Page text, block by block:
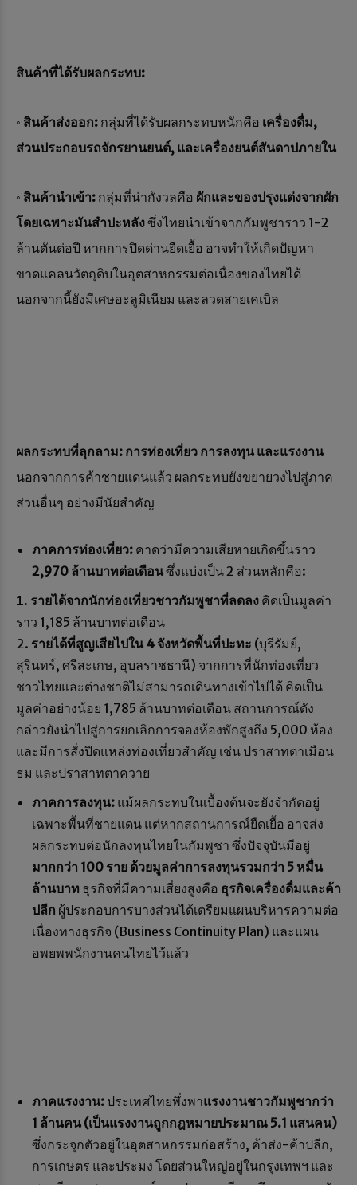
สินค้าที่ได้รับผลกระทบ:
◦ สินค้าส่งออก: กลุ่มที่ได้รับผลกระทบหนักคือ เครื่องดื่ม,
ส่วนประกอบรถจักรยานยนต์, และเครื่องยนต์สันดาปภายใน
◦ สินค้านำเข้า: กลุ่มที่น่ากังวลคือ ผักและของปรุงแต่งจากผัก
โดยเฉพาะมันสำปะหลังซึ่งไทยนำเข้าจากกัมพูชาราว 1-2
ล้านตันต่อปี หากการปิดด่านยืดเยื้อ อาจทำให้เกิดปัญหา
ขาดแคลนวัตถุดิบในอุตสาหกรรมต่อเนื่องของไทยได้
นอกจากนี้ยังมีเศษอะลูมิเนียม และลวดสายเคเบิล
ผลกระทบที่ลุกลาม: การท่องเที่ยว การลงทุน และแรงงาน
นอกจากการค้าชายแดนแล้ว ผลกระทบยังขยายวงไปสู่ภาค
ส่วนอื่นๆ อย่างมีนัยสำคัญ
ภาคการท่องเที่ยว: คาดว่ามีความเสียหายเกิดขึ้นราว
2,970 ล้านบาทต่อเดือนซึ่งแบ่งเป็น 2 ส่วนหลักคือ:
รายได้จากนักท่องเที่ยวชาวกัมพูชาที่ลดลง คิดเป็นมูลค่า
ราว 1,185 ล้านบาทต่อเดือน
รายได้ที่สูญเสียไปใน 4 จังหวัดพื้นที่ปะทะ (บุรีรัมย์,
สุรินทร์, ศรีสะเกษ, อุบลราชธานี) จากการที่นักท่องเที่ยว
ชาวไทยและต่างชาติไม่สามารถเดินทางเข้าไปได้ คิดเป็น
มูลค่าอย่างน้อย 1,785 ล้านบาทต่อเดือน สถานการณ์ดัง
กล่าวยังนำไปสู่การยกเลิกการจองห้องพักสูงถึง 5,000 ห้อง
และมีการสั่งปิดแหล่งท่องเที่ยวสำคัญ เช่น ปราสาทตาเมือน
ธม และปราสาทตาควาย
ภาคการลงทุน: แม้ผลกระทบในเบื้องต้นจะยังจำกัดอยู่
เฉพาะพื้นที่ชายแดน แต่หากสถานการณ์ยืดเยื้อ อาจส่ง
ผลกระทบต่อนักลงทุนไทยในกัมพูชา ซึ่งปัจจุบันมีอยู่
มากกว่า 100 ราย ด้วยมูลค่าการลงทุนรวมกว่า 5 หมื่น
ล้านบาท ธุรกิจที่มีความเสี่ยงสูงคือ ธุรกิจเครื่องดื่มและค้า
ปลีก ผู้ประกอบการบางส่วนได้เตรียมแผนบริหารความต่อ
เนื่องทางธุรกิจ (Business Continuity Plan) และแผน
อพยพพนักงานคนไทยไว้แล้ว
ภาคแรงงาน: ประเทศไทยพึ่งพาแรงงานชาวกัมพูชากว่า
1 ล้านคน (เป็นแรงงานถูกกฎหมายประมาณ 5.1 แสนคน)
ซึ่งกระจุกตัวอยู่ในอุตสาหกรรมก่อสร้าง, ค้าส่ง-ค้าปลีก,
การเกษตร และประมง โดยส่วนใหญ่อยู่ในกรุงเทพฯ และ